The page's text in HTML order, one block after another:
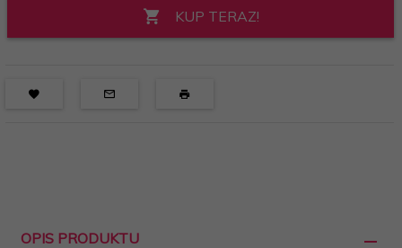
KUP TERAZ!
OPIS PRODUKTU